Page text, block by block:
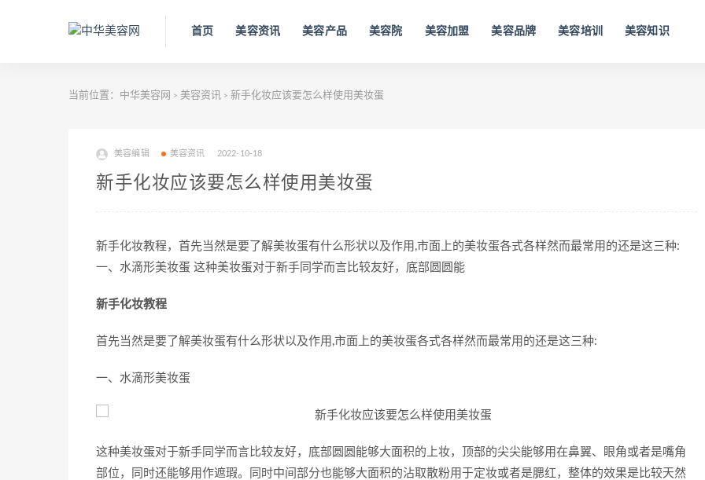
首页 美容资讯 美容产品 美容院 美容加盟 美容品牌 美容培训 美容知识
当前位置： 中华美容网 > 美容资讯 > 新手化妆应该要怎么样使用美妆蛋
美容编辑 美容资讯 2022-10-18
新手化妆应该要怎么样使用美妆蛋
新手化妆教程，首先当然是要了解美妆蛋有什么形状以及作用,市面上的美妆蛋各式各样然而最常用的还是这三种:
一、水滴形美妆蛋 这种美妆蛋对于新手同学而言比较友好，底部圆圆能
新手化妆教程
首先当然是要了解美妆蛋有什么形状以及作用,市面上的美妆蛋各式各样然而最常用的还是这三种:
一、水滴形美妆蛋
这种美妆蛋对于新手同学而言比较友好，底部圆圆能够大面积的上妆，顶部的尖尖能够用在鼻翼、眼角或者是嘴角
部位，同时还能够用作遮瑕。同时中间部分也能够大面积的沾取散粉用于定妆或者是腮红，整体的效果是比较天然